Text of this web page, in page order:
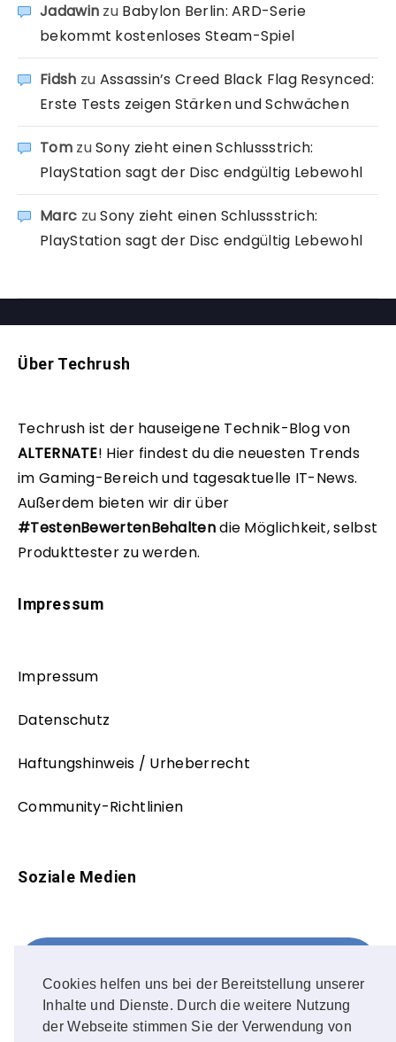
Cookies helfen uns bei der Bereitstellung unserer
Inhalte und Dienste. Durch die weitere Nutzung
der Webseite stimmen Sie der Verwendung von
Jadawin zu Babylon Berlin: ARD-Serie
bekommt kostenloses Steam-Spiel
Fidsh zu Assassin’s Creed Black Flag Resynced:
Erste Tests zeigen Stärken und Schwächen
TomzuSony zieht einen Schlussstrich:
PlayStation sagt der Disc endgültig Lebewohl
Marc zuSony zieht einen Schlussstrich:
PlayStation sagt der Disc endgültig Lebewohl
Über Techrush
Techrush ist der hauseigene Technik-Blog von
ALTERNATE! Hier findest du die neuesten Trends
im Gaming-Bereich und tagesaktuelle IT-News.
Außerdem bieten wir dir über
#TestenBewertenBehaltendie Möglichkeit, selbst
Produkttester zu werden.
Impressum
Impressum
Datenschutz
Haftungshinweis / Urheberrecht
Community-Richtlinien
Soziale Medien
FOLLOW ME!
Instagram